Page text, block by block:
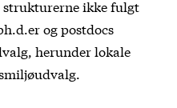
strukturerne ikke fulgt
og postdocs
herunder lokale